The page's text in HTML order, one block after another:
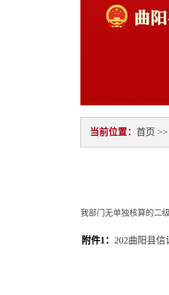
当前位置： 首页
我部门无单独核算的二
附件1： 202曲阳县信